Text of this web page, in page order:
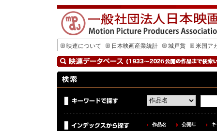
映連について 日本映画産業統計 城戸賞 米国ア
作品名 公開年